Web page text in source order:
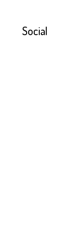
Social